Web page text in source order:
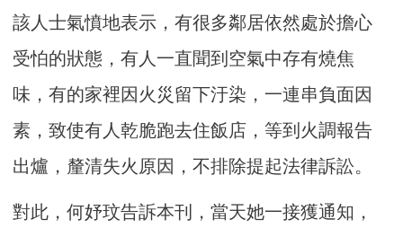
該人士氣憤地表示，有很多鄰居依然處於擔心
受怕的狀態，有人一直聞到空氣中存有燒焦
味，有的家裡因火災留下汙染，一連串負面因
素，致使有人乾脆跑去住飯店，等到火調報告
出爐，釐清失火原因，不排除提起法律訴訟。
對此，何妤玟告訴本刊，當天她一接獲通知，